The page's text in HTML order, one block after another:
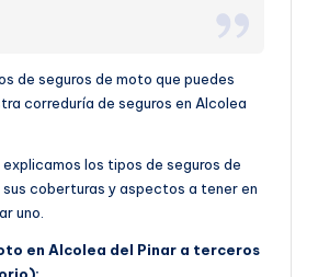
de seguros de moto que puedes
correduría de seguros en Alcolea
los tipos de seguros de
coberturas y aspectos a tener en
uno.
en Alcolea del Pinar a terceros